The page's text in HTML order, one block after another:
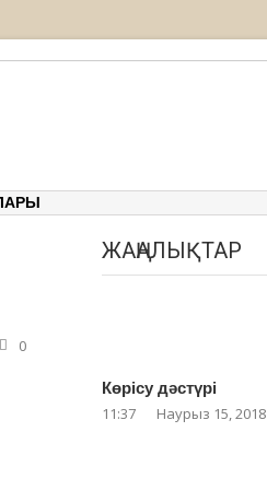
0
ЖАҢАЛЫҚТАР
Көрісу дәстүрі
11:37 Наурыз 15, 2018